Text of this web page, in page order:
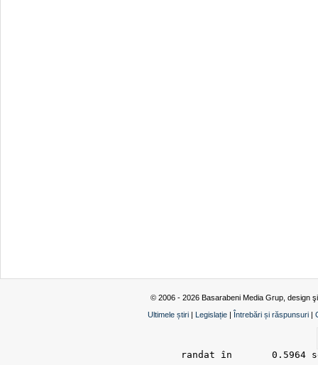
© 2006 - 2026 Basarabeni Media Grup, design
Ultimele știri | Legislație | Întrebări și răspunsuri |
randat în